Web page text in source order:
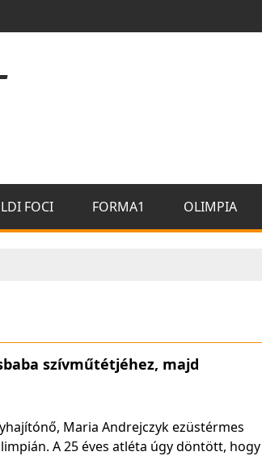
FOCI FORMA1 OLIMPIA
szívműtétjéhez, majd
Maria Andrejczyk ezüstérmes
A 25 éves atléta úgy döntött, hogy